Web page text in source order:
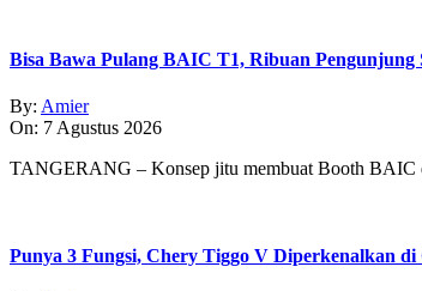
Bisa Bawa Pulang BAIC T1, Ribuan
By: Amier
On: 7 Agustus 2026
TANGERANG – Konsep jitu membuat Booth BAIC
Punya 3 Fungsi, Chery Tiggo V Diperkenalkan di